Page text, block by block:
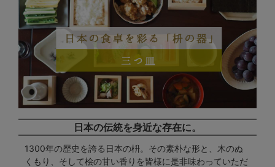
日本の伝統を身近な存在に。
1300年の歴史を誇る日本の枡。その素朴な形と、木のぬ
くもり、そして桧の甘い香りを皆様に是非味わっていただ